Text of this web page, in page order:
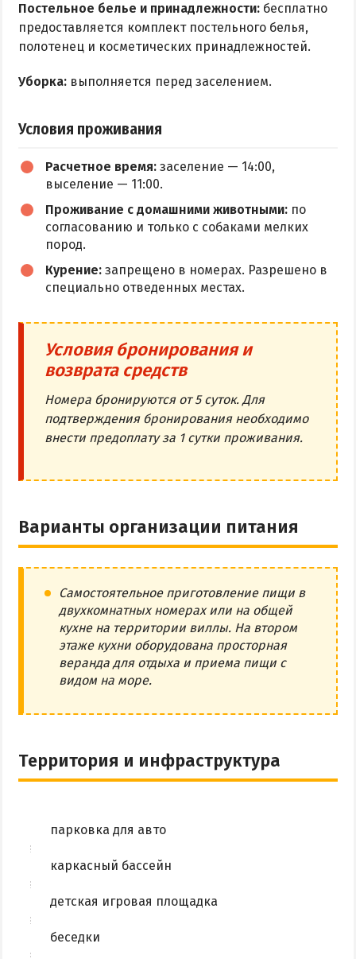
Постельное белье и принадлежности: бесплатно
предоставляется комплект постельного белья,
полотенец и косметических принадлежностей.
Уборка: выполняется перед заселением.
Условия проживания
Расчетное время: заселение — 14:00,
выселение — 11:00.
Проживание с домашними животными: по
согласованию и только с собаками мелких
пород.
Курение: запрещено в номерах. Разрешено в
специально отведенных местах.
Условия бронирования и
возврата средств
Номера бронируются от 5 суток. Для
подтверждения бронирования необходимо
внести предоплату за 1 сутки проживания.
Варианты организации питания
Самостоятельное приготовление пищи в
двухкомнатных номерах или на общей
кухне на территории виллы. На втором
этаже кухни оборудована просторная
веранда для отдыха и приема пищи с
видом на море.
Территория и инфраструктура
парковка для авто
каркасный бассейн
детская игровая площадка
беседки